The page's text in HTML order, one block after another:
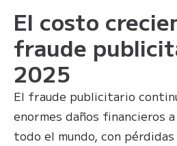
El costo
fraude
2025
El fraude publicitario
enormes daños financieros
todo el mundo, con